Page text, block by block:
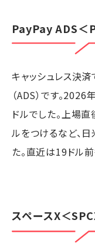
PayPay ADS＜
キャッシュレス決
（ADS）です。
ドルでした。上場
ルをつけるなど、
た。直近は19ドル
スペースX＜